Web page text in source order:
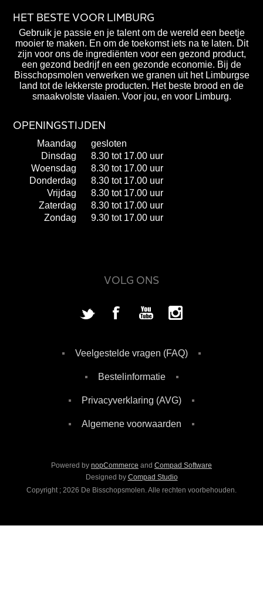
HET BESTE VOOR LIMBURG
Gebruik je passie en je talent om de wereld een beetje
mooier te maken. En om de toekomst iets na te laten. Dit
zijn voor ons de ingrediënten voor een gezond product,
een gezond bedrijf en een gezonde economie. Bij de
Bisschopsmolen verwerken we granen uit het Limburgse
land tot de lekkerste producten. Het beste brood en de
smaakvolste vlaaien. Voor jou, en voor Limburg.
OPENINGSTIJDEN
Maandag
gesloten
Dinsdag
8.30 tot 17.00 uur
Woensdag
8.30 tot 17.00 uur
Donderdag
8.30 tot 17.00 uur
Vrijdag
8.30 tot 17.00 uur
Zaterdag
8.30 tot 17.00 uur
Zondag
9.30 tot 17.00 uur
VOLG ONS
Veelgestelde vragen (FAQ)
Bestelinformatie
Privacyverklaring (AVG)
Algemene voorwaarden
Powered by nopCommerce and Compad Software
Designed by Compad Studio
Copyright ; 2026 De Bisschopsmolen. Alle rechten voorbehouden.